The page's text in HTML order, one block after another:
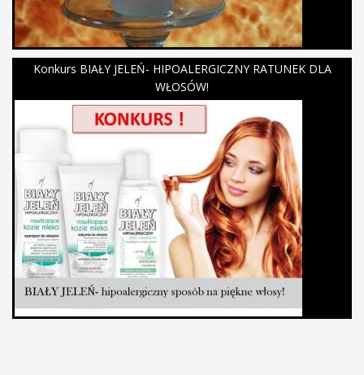
Konkurs BIAŁY JELEŃ- HIPOALERGICZNY RATUNEK DLA
WŁOSÓW!